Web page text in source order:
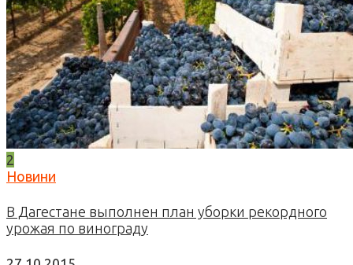
2
Новини
В Дагестане выполнен план уборки рекордного
урожая по винограду